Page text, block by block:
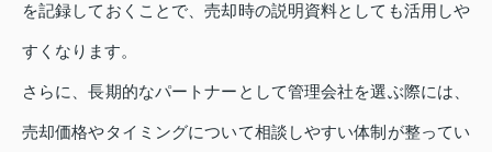
を記録しておくことで、売却時の説明資料としても活用しや
すくなります。
さらに、長期的なパートナーとして管理会社を選ぶ際には、
売却価格やタイミングについて相談しやすい体制が整ってい